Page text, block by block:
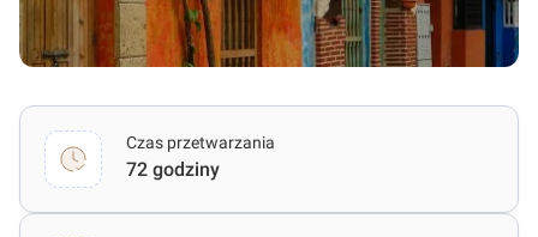
Czas przetwarzania
72 godziny